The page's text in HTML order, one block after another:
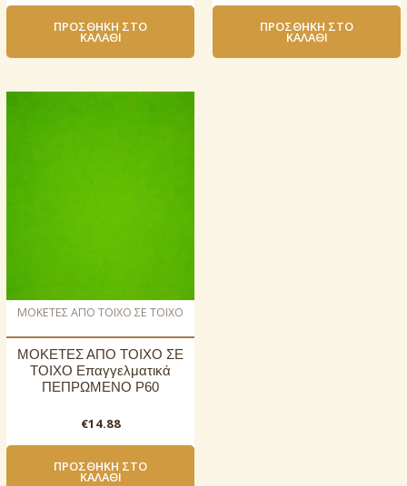
ΠΡΟΣΘΉΚΗ ΣΤΟ
ΚΑΛΆΘΙ
ΠΡΟΣΘΉΚΗ ΣΤΟ
ΚΑΛΆΘΙ
ΜΟΚΕΤΕΣ ΑΠΟ ΤΟΙΧΟ ΣΕ ΤΟΙΧΟ
ΜΟΚΕΤΕΣ ΑΠΟ ΤΟΙΧΟ ΣΕ
ΤΟΙΧΟ Επαγγελματικά
ΠΕΠΡΩΜΕΝΟ P60
€14.88
ΠΡΟΣΘΉΚΗ ΣΤΟ
ΚΑΛΆΘΙ